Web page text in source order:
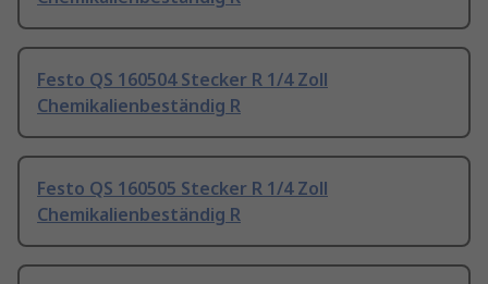
Festo QS 160504 Stecker R 1/4 Zoll
Chemikalienbeständig R
Festo QS 160505 Stecker R 1/4 Zoll
Chemikalienbeständig R